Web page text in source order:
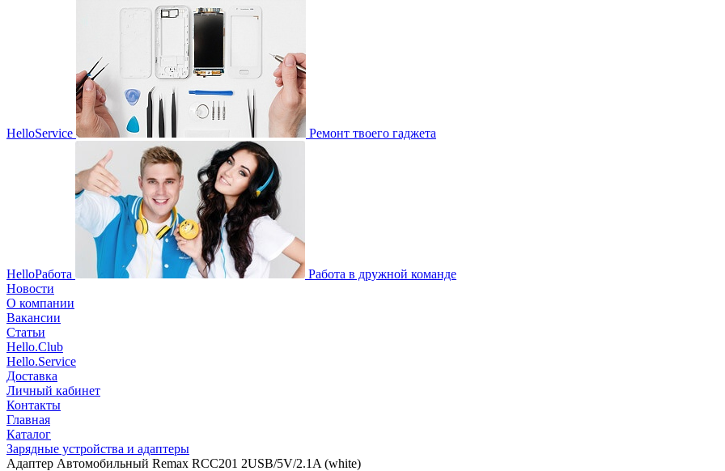
HelloService Ремонт твоего гаджета
HelloРабота
Работа в дружной команде
Новости
О компании
Вакансии
Статьи
Hello.Club
Hello.Service
Доставка
Личный кабинет
Контакты
Главная
Каталог
Зарядные устройства и адаптеры
Адаптер Автомобильный Remax RCC201 2USB/5V/2.1A (white)